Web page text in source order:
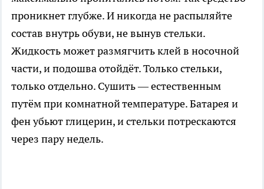
проникнет глубже. И никогда не распыляйте
состав внутрь обуви, не вынув стельки.
Жидкость может размягчить клей в носочной
части, и подошва отойдёт. Только стельки,
только отдельно. Сушить — естественным
путём при комнатной температуре. Батарея и
фен убьют глицерин, и стельки потрескаются
через пару недель.